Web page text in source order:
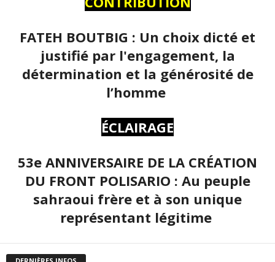
FATEH BOUTBIG : Un choix dicté et
justifié par l'engagement, la
détermination et la générosité de
l’homme
ÉCLAIRAGE
53e ANNIVERSAIRE DE LA CRÉATION
DU FRONT POLISARIO : Au peuple
sahraoui frère et à son unique
représentant légitime